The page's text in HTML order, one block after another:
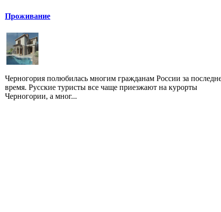
Проживание
Черногория полюбилась многим гражданам России за
время. Русские туристы все чаще приезжают на курорты
Черногории, а мног...